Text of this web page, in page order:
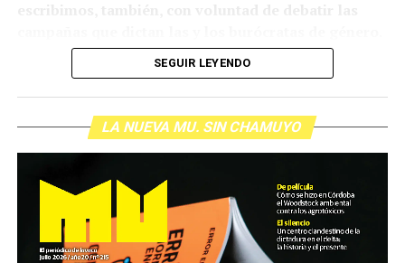
SEGUIR LEYENDO
LA NUEVA MU. SIN CHAMUYO